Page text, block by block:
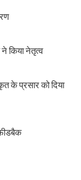
किया नेतृत्व
के प्रसार को दिया